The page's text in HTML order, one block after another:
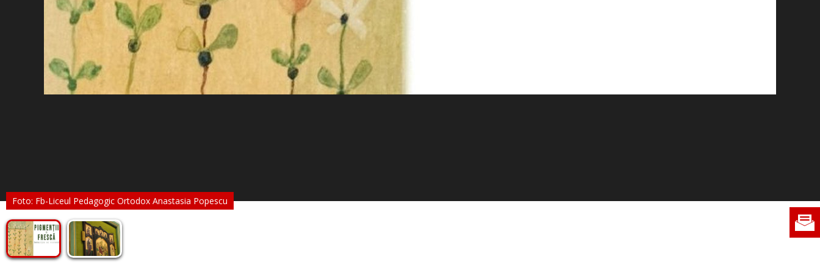
Foto: Fb-Liceul Pedagogic Ortodox Anastasia Popescu